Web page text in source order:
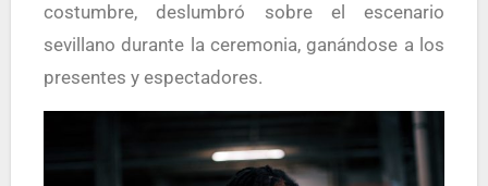
costumbre, deslumbró sobre el escenario
sevillano durante la ceremonia, ganándose a los
presentes y espectadores.